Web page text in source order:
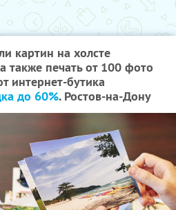
картин на холсте
также печать от 100 фото
интернет-бутика
до 60%. Ростов-на-Дону